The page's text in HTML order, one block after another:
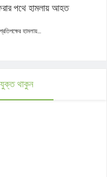
পথে হামলায় আহত
হামলায়...
থাকুন